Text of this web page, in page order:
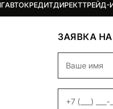
АВТОКРЕДИТДИРЕКТТРЕЙД-
ЗАЯВКА